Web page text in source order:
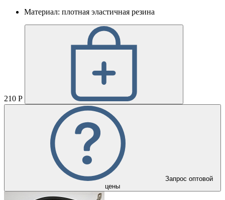
Материал: плотная эластичная резина
210 Р
Запрос оптовой
цены